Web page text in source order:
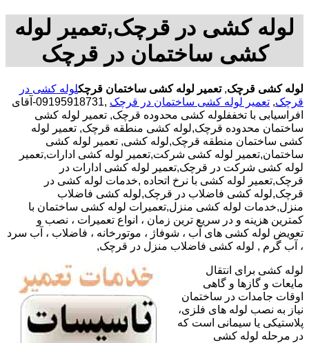
لوله کشی در قرچک,تعمیر لوله
کشی ساختمان در قرچک
لوله کشی قرچک,تعمیر لوله کشی ساختمان قرچکلوله کشی در
قرچک, تعمیر لوله کشی ساختمان در قرچک
,09195918731-آقای
افراسیابی با تخففلوله کشی محدوده قرچک, تعمیر لوله کشی
ساختمان محدوده قرچک,لوله کشی منطقه قرچک, تعمیر لوله
کشی ساختمان منطقه قرچک,لوله کشی, تعمیر لوله کشی
ساختمان,تعمیر لوله کشی شرکت,تعمیر لوله کشی ادارات,تعمیر
لوله کشی شرکت در قرچک,تعمیر لوله کشی ادارات در
قرچک,تعمیر لوله کشی با نرخ اتحاده ,خدمات لوله کشی در
قرچک,لوله کشی فاضلاب در قرچک,لوله کشی فاضلاب
منزل,خدمات لوله کشی منزل,تعمیرات لوله کشی ساختمان با
کمترین هزینه و در سریع ترین زمان ، انواع تعمیرات ، نصب و
تعویض لوله کشی های آب ، شوفاژ ، موتورخانه ، فاضلاب ، آب سرد
، آب گرم , لوله کشی فاضلاب منزل در قرچک,
لوله کشی برای انتقال
مایعات و گازها و گاهی
اوقات جامدات در ساختمان
نیاز به نصب لوله های فلزی،
پلاستیکی یا سیمانی است که
در مرحله لوله کشی